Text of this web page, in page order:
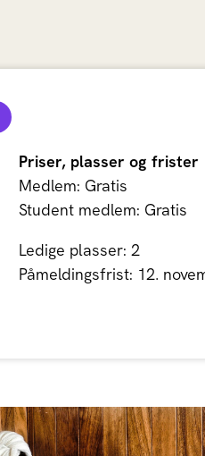
Priser, plasser og frister
Medlem: Gratis
Student medlem: Gratis
Ledige plasser: 2
Påmeldingsfrist: 12.